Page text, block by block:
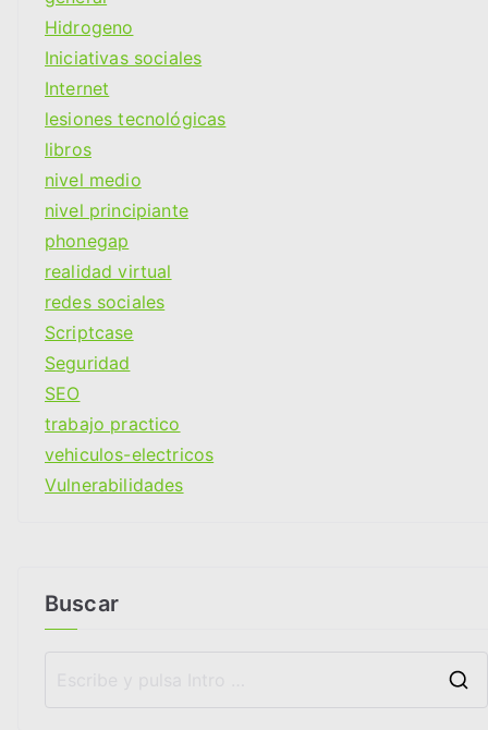
Hidrogeno
Iniciativas sociales
Internet
lesiones tecnológicas
libros
nivel medio
nivel principiante
phonegap
realidad virtual
redes sociales
Scriptcase
Seguridad
SEO
trabajo practico
vehiculos-electricos
Vulnerabilidades
Buscar